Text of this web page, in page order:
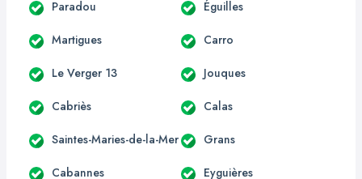
Paradou Éguilles
Martigues Carro
Le Verger 13 Jouques
Cabriès Calas
Saintes-Maries-de-la-Mer Grans
Cabannes Eyguières